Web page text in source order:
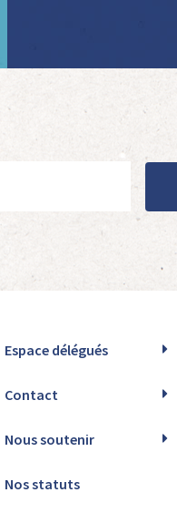
Espace délégués
Contact
Nous soutenir
Nos statuts